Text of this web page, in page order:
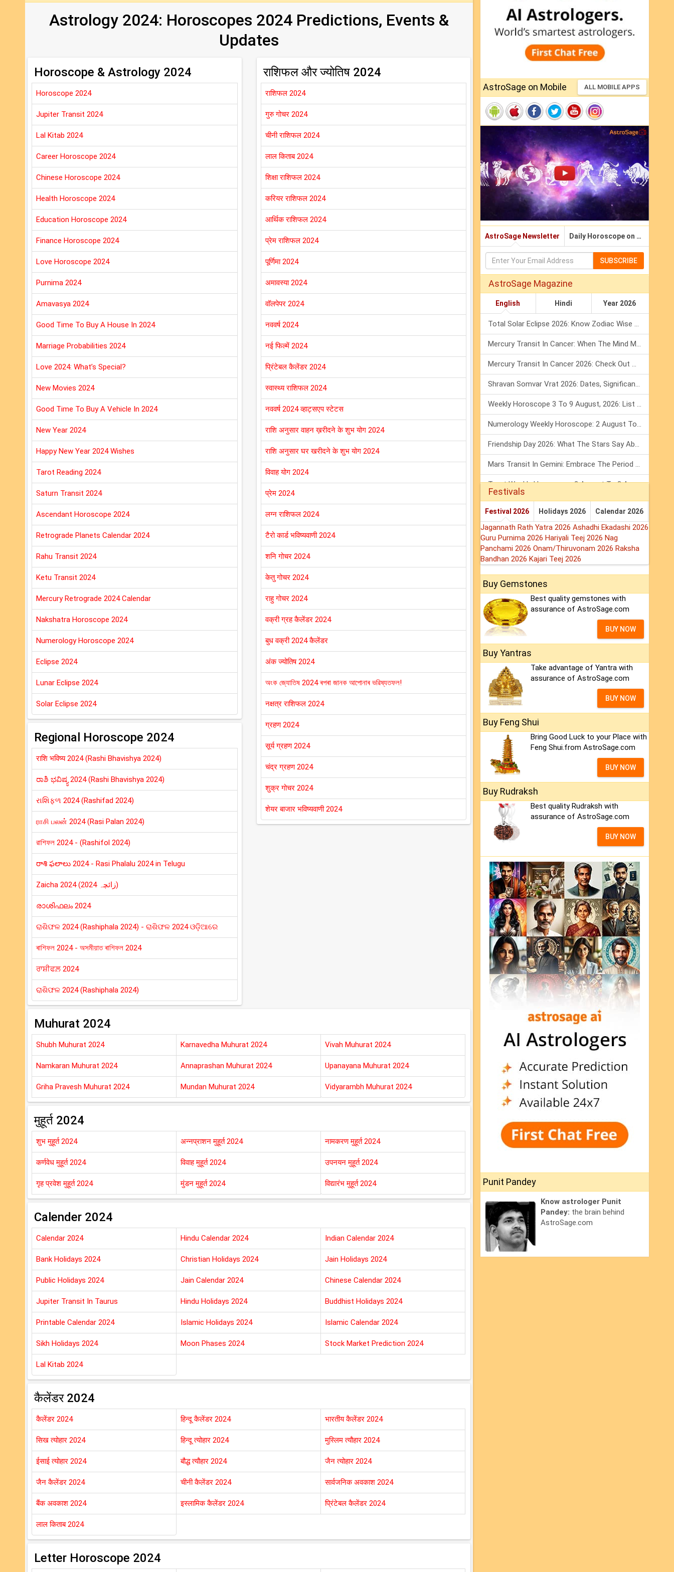
Astrology 2024: Horoscopes 2024 Predictions, Events &
Updates
Horoscope & Astrology 2024
Horoscope 2024
Jupiter Transit 2024
Lal Kitab 2024
Career Horoscope 2024
Chinese Horoscope 2024
Health Horoscope 2024
Education Horoscope 2024
Finance Horoscope 2024
Love Horoscope 2024
Purnima 2024
Amavasya 2024
Good Time To Buy A House In 2024
Marriage Probabilities 2024
Love 2024: What’s Special?
New Movies 2024
Good Time To Buy A Vehicle In 2024
New Year 2024
Happy New Year 2024 Wishes
Tarot Reading 2024
Saturn Transit 2024
Ascendant Horoscope 2024
Retrograde Planets Calendar 2024
Rahu Transit 2024
Ketu Transit 2024
Mercury Retrograde 2024 Calendar
Nakshatra Horoscope 2024
Numerology Horoscope 2024
Eclipse 2024
Lunar Eclipse 2024
Solar Eclipse 2024
Regional Horoscope 2024
राशि भविष्य ‌2024 (Rashi Bhavishya 2024)
ರಾಶಿ ಭವಿಷ್ಯ 2024 (Rashi Bhavishya 2024)
રાશિફળ 2024 (Rashifad 2024)
ராசி பலன் 2024 (Rasi Palan 2024)
রাশিফল 2024 - (Rashifol 2024)
రాశి ఫలాలు 2024 - Rasi Phalalu 2024 in Telugu
Zaicha 2024 (زائچہ 2024)
രാശിഫലം 2024
ରାଶିଫଳ 2024 (Rashiphala 2024) - ରାଶିଫଳ 2024 ଓଡ଼ିଆରେ
ৰাশিফল 2024 - অসমীয়াত ৰাশিফল 2024
ਰਾਸ਼ੀਫਲ਼ 2024
ରାଶିଫଳ 2024 (Rashiphala 2024)
राशिफल और ज्योतिष 2024
राशिफल 2024
गुरु गोचर 2024
चीनी राशिफल 2024
लाल किताब 2024
शिक्षा राशिफल 2024
करियर राशिफल 2024
आर्थिक राशिफल 2024
प्रेम राशिफल 2024
पूर्णिमा 2024
अमावस्या 2024
वॉलपेपर 2024
नववर्ष 2024
नई फिल्में 2024
प्रिंटेबल कैलेंडर 2024
स्वास्थ्य राशिफल 2024
नववर्ष 2024 व्हाट्सएप स्टेटस
राशि अनुसार वाहन ख़रीदने के शुभ योग 2024
राशि अनुसार घर खरीदने के शुभ योग 2024
विवाह योग 2024
प्रेम 2024
लग्न राशिफल 2024
टैरो कार्ड भविष्यवाणी 2024
शनि गोचर 2024
केतु गोचर 2024
राहु गोचर 2024
वक्री ग्रह कैलेंडर 2024
बुध वक्री 2024 कैलेंडर
अंक ज्योतिष 2024
অংক জ্যোতিষ 2024 ৰপৰা জানক আপোনাৰ ভৱিষ্যতফল!
नक्षत्र राशिफल 2024
ग्रहण 2024
सूर्य ग्रहण 2024
चंद्र ग्रहण 2024
शुक्र गोचर 2024
शेयर बाजार भविष्यवाणी 2024
Muhurat 2024
Shubh Muhurat 2024 Karnavedha Muhurat 2024 Vivah Muhurat 2024
Namkaran Muhurat 2024 Annaprashan Muhurat 2024 Upanayana Muhurat 2024
Griha Pravesh Muhurat 2024 Mundan Muhurat 2024 Vidyarambh Muhurat 2024
मुहूर्त 2024
शुभ मुहूर्त 2024 अन्नप्राशन मुहूर्त 2024 नामकरण मुहूर्त 2024
कर्णवेध मुहूर्त 2024 विवाह मुहूर्त 2024 उपनयन मुहूर्त 2024
गृह प्रवेश मुहूर्त 2024 मुंडन मुहूर्त 2024 विद्यारंभ मुहूर्त 2024
Calender 2024
Calendar 2024 Hindu Calendar 2024 Indian Calendar 2024
Bank Holidays 2024 Christian Holidays 2024 Jain Holidays 2024
Public Holidays 2024 Jain Calendar 2024 Chinese Calendar 2024
Jupiter Transit In Taurus Hindu Holidays 2024 Buddhist Holidays 2024
Printable Calendar 2024 Islamic Holidays 2024 Islamic Calendar 2024
Sikh Holidays 2024 Moon Phases 2024 Stock Market Prediction 2024
Lal Kitab 2024
कैलेंडर 2024
कैलेंडर 2024 हिन्दू कैलेंडर 2024 भारतीय कैलेंडर 2024
सिख त्योहार 2024 हिन्दू त्योहार 2024 मुस्लिम त्यौहार 2024
ईसाई त्योहार 2024 बौद्ध त्यौहार 2024 जैन त्योहार 2024
जैन कैलेंडर 2024 चीनी कैलेंडर 2024 सार्वजनिक अवकाश 2024
बैंक अवकाश 2024 इस्लामिक कैलेंडर 2024 प्रिंटेबल कैलेंडर 2024
लाल किताब 2024
Letter Horoscope 2024
AstroSage on Mobile ALL MOBILE APPS
AstroSage Newsletter Daily Horoscope on Email
SUBSCRIBE
AstroSage Magazine
English Hindi Year 2026
Total Solar Eclipse 2026: Know Zodiac Wise Prediction
Mercury Transit In Cancer: When The Mind Meets The Heart!
Mercury Transit In Cancer 2026: Check Out What It Brings For You
Shravan Somvar Vrat 2026: Dates, Significance & Rituals In August
Weekly Horoscope 3 To 9 August, 2026: List Of Fasts & Festivals
Numerology Weekly Horoscope: 2 August To 8 August, 2026
Friendship Day 2026: What The Stars Say About Your Best Friend!
Mars Transit In Gemini: Embrace The Period Full Of Energy & Intelligence
Tarot Weekly Horoscope: 2 August To 8 August, 2026
Festivals
Festival 2026 Holidays 2026 Calendar 2026
Jagannath Rath Yatra 2026 Ashadhi Ekadashi 2026
Guru Purnima 2026 Hariyali Teej 2026 Nag
Panchami 2026 Onam/Thiruvonam 2026 Raksha
Bandhan 2026 Kajari Teej 2026
Buy Gemstones
Best quality gemstones with
assurance of AstroSage.com
BUY NOW
Buy Yantras
Take advantage of Yantra with
assurance of AstroSage.com
BUY NOW
Buy Feng Shui
Bring Good Luck to your Place with
Feng Shui.from AstroSage.com
BUY NOW
Buy Rudraksh
Best quality Rudraksh with
assurance of AstroSage.com
BUY NOW
Punit Pandey
Know astrologer Punit
Pandey: the brain behind
AstroSage.com